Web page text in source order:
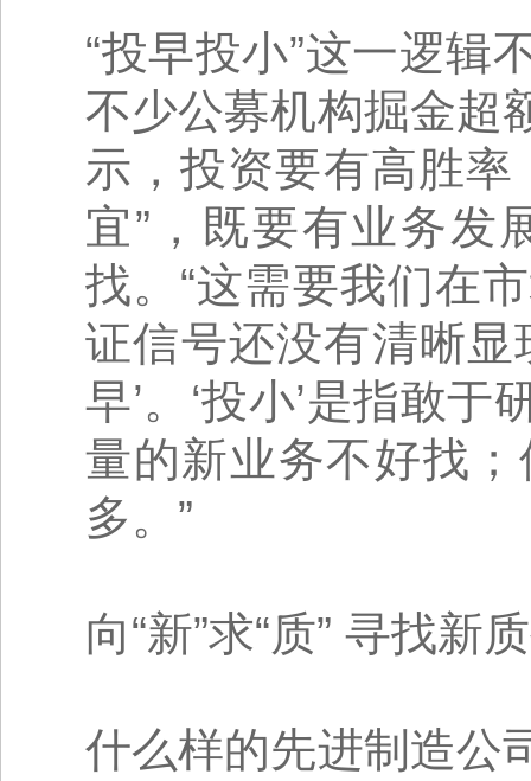
“投早投小”这一逻辑
不少公募机构掘金超
示，投资要有高胜率
宜”，既要有业务发
找。“这需要我们在
证信号还没有清晰显
早’。‘投小’是指敢
量的新业务不好找
多。”
向“新”求“质” 寻找新
什么样的先进制造公